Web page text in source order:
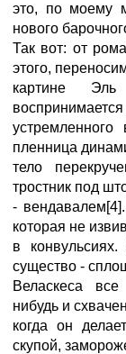
это, по моему
нового
Так вот: от
этого,
картине
пленница
тело
тростник под
-
которая не
в
существо -
Веласкеса
нибудь и
когда он
скупой,